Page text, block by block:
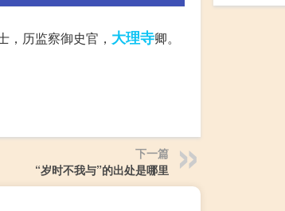
历监察御史官， 大理寺卿。
下一篇
“岁时不我与”的出处是哪里